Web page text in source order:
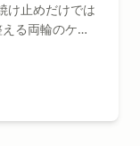
け止めだけでは
る両輪のケア